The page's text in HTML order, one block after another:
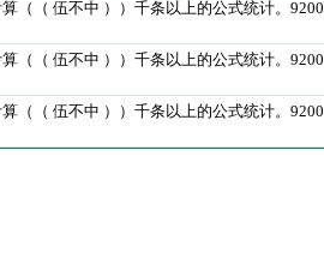
算（（ 伍不中 ））千条以上的公式统计。9200
算（（ 伍不中 ））千条以上的公式统计。9200
算（（ 伍不中 ））千条以上的公式统计。9200